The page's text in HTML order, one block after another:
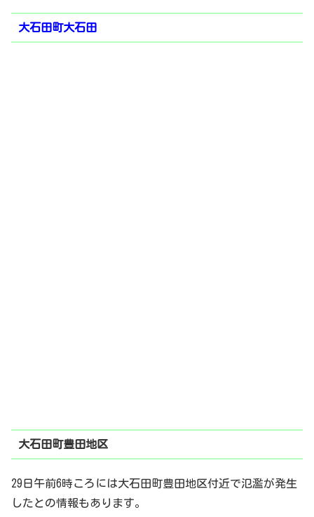
大石田町大石田
大石田町豊田地区
29日午前6時ころには大石田町豊田地区付近で氾濫が発生
したとの情報もあります。